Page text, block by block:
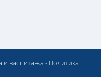
и васпитања - Политика